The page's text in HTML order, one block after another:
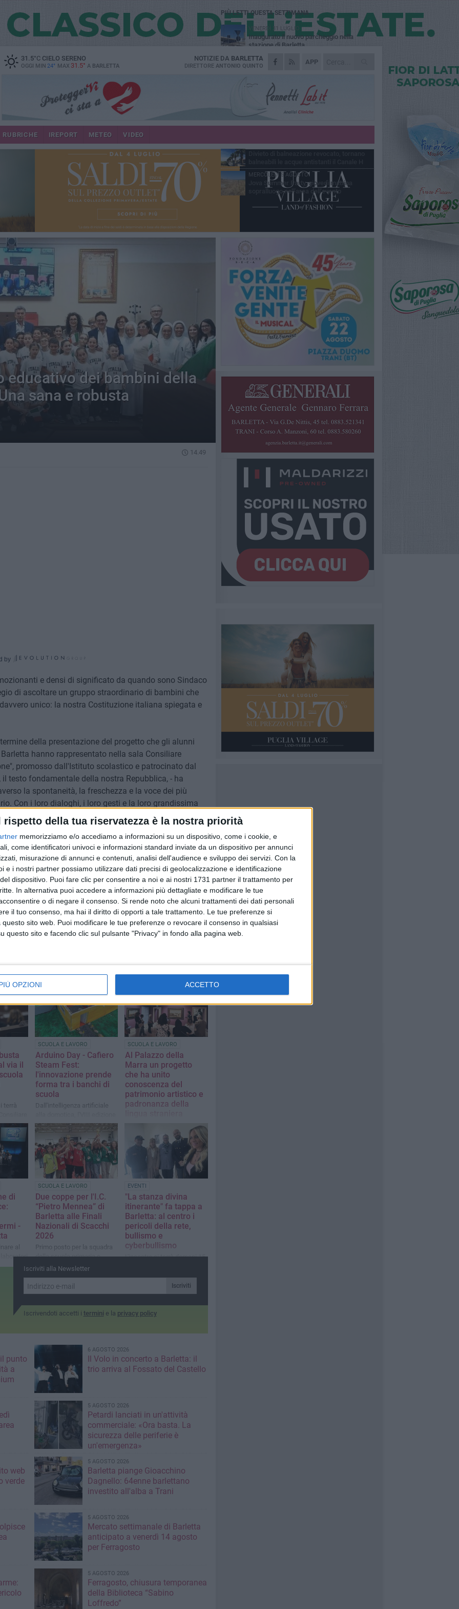
rispetto della tua riservatezza è la nostra priorità
memorizziamo e/o accediamo a informazioni su un dispositivo, come i cookie, e
come identificatori univoci e informazioni standard inviate da un dispositivo per annunci
misurazione di annunci e contenuti, analisi dell'audience e sviluppo dei servizi. Con la
e i nostri partner possiamo utilizzare dati precisi di geolocalizzazione e identificazione
dispositivo. Puoi fare clic per consentire a noi e ai nostri 1731 partner il trattamento per
In alternativa puoi accedere a informazioni più dettagliate e modificare le tue
o di negare il consenso. Si rende noto che alcuni trattamenti dei dati personali
il tuo consenso, ma hai il diritto di opporti a tale trattamento. Le tue preferenze si
sito web. Puoi modificare le tue preferenze o revocare il consenso in qualsiasi
questo sito e facendo clic sul pulsante "Privacy" in fondo alla pagina web.
OPZIONI ACCETTO
31.5°CCIELO SERENO
OGGI MIN 24° MAX 31.5° A BARLETTA
APP
NOTIZIE DA BARLETTA
DIRETTORE ANTONIO QUINTO
RUBRICHE IREPORT METEO VIDEO
educativo dei bambini della
sana e robusta
14.49
by
e densi di significato da quando sono Sindaco
di ascoltare un gruppo straordinario di bambini che
unico: la nostra Costituzione italiana spiegata e
della presentazione del progetto che gli alunni
hanno rappresentato nella sala Consiliare
promosso dall'Istituto scolastico e patrocinato dal
testo fondamentale della nostra Repubblica, - ha
la spontaneità, la freschezza e la voce dei più
Con i loro dialoghi, i loro gesti e la loro grandissima
a dare corpo e anima a concetti complessi ma
al lavoro e la solidarietà.
di una semplice recita scolastica, ma di una vera e
vissuta."
via il
terrà
SCUOLA E LAVORO
Arduino Day - Cafiero
Steam Fest:
l'innovazione prende
forma tra i banchi di
scuola
Dall'intelligenza artificiale
trasforma il Liceo Cafiero in
un laboratorio di ricerca e
creatività
SCUOLA E LAVORO
Al Palazzo della
Marra un progetto
che ha unito
conoscenza del
patrimonio artistico e
padronanza della
I ragazzi e ragazze della 3ªC
dell'Istituto "Santarella" di
Corato protagonisti in
"Dall'Ofanto alla Senna: il
viaggio nell'arte del De
di
-
al
laboratori
SCUOLA E LAVORO
Due coppe per l'I.C.
“Pietro Mennea” di
Barletta alle Finali
Nazionali di Scacchi
2026
Primo posto per la squadra
della scuola primaria e
secondo per le ragazze della
EVENTI
"La stanza divina
itinerante" fa tappa a
Barletta: al centro i
pericoli della rete,
bullismo e
cyberbullismo
L'incontro si terrà domani 15
"Ettore Fieramosca"
Iscriviti alla Newsletter
Iscriviti
Iscrivendoti accetti i termini e la privacy policy
punto
a
6 AGOSTO 2026
Il Volo in concerto a Barletta: il
trio arriva al Fossato del Castello
5 AGOSTO 2026
Petardi lanciati in un'attività
commerciale: «Ora basta. La
sicurezza delle periferie è
un'emergenza»
web
verde
5 AGOSTO 2026
Barletta piange Gioacchino
Dagnello: 64enne barlettano
investito all'alba a Trani
5 AGOSTO 2026
Mercato settimanale di Barletta
anticipato a venerdì 14 agosto
per Ferragosto
5 AGOSTO 2026
Ferragosto, chiusura temporanea
della Biblioteca “Sabino
Loffredo”
PIÙ LETTI QUESTA SETTIMANA
VENERDÌ 31 LUGLIO
Inaugurato il nuovo parcheggio nella
stazione di Barletta
MERCOLEDÌ 5 AGOSTO
Barletta piange Gioacchino Dagnello:
GIOVEDÌ 30 LUGLIO
Rapina all'Ipercoop di Barletta: nel mirino la
gioielleria, banditi in fuga
DOMENICA 2 AGOSTO
Beni confiscati alla mafia. Nasce il servizio
VENERDÌ 31 LUGLIO
MERCOLEDÌ 5 AGOSTO
Jova Summer Party, giovedì mattina
sopralluogo nell'area dell'evento